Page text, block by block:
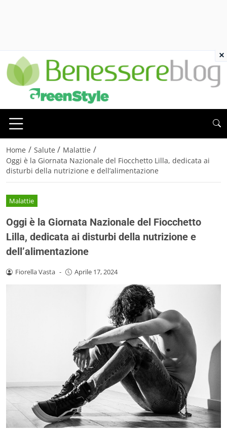
Home / Salute / Malattie /
Oggi è la Giornata Nazionale del Fiocchetto Lilla, dedicata ai
disturbi della nutrizione e dell’alimentazione
Malattie
Oggi è la Giornata Nazionale del Fiocchetto
Lilla, dedicata ai disturbi della nutrizione e
dell’alimentazione
Fiorella Vasta - Aprile 17, 2024
×